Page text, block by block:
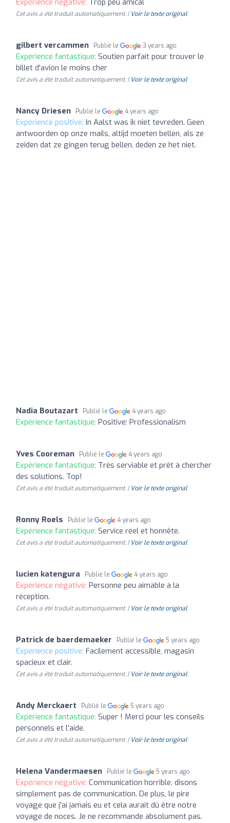
Cet avis a été traduit automatiquement. | Voir le texte original
gilbert vercammen Publié le 3 years ago
Expérience fantastique: Soutien parfait pour trouver le
billet d'avion le moins cher
Cet avis a été traduit automatiquement. | Voir le texte original
Nancy Driesen Publié le 4 years ago
Expérience positive: In Aalst was ik niet tevreden. Geen
antwoorden op onze mails, altijd moeten bellen, als ze
zeiden dat ze gingen terug bellen, deden ze het niet.
Nadia Boutazart Publié le 4 years ago
Expérience fantastique: Positive: Professionalism
Yves Cooreman Publié le 4 years ago
Expérience fantastique: Très serviable et prêt à chercher
des solutions. Top!
Cet avis a été traduit automatiquement. | Voir le texte original
Ronny Roels Publié le 4 years ago
Expérience fantastique: Service réel et honnête.
Cet avis a été traduit automatiquement. | Voir le texte original
lucien katengura Publié le 4 years ago
Expérience négative: Personne peu aimable à la
réception.
Cet avis a été traduit automatiquement. | Voir le texte original
Patrick de baerdemaeker Publié le 5 years ago
Expérience positive: Facilement accessible, magasin
spacieux et clair.
Cet avis a été traduit automatiquement. | Voir le texte original
Andy Merckaert Publié le 5 years ago
Expérience fantastique: Super ! Merci pour les conseils
personnels et l'aide.
Cet avis a été traduit automatiquement. | Voir le texte original
Helena Vandermaesen Publié le 5 years ago
Expérience négative: Communication horrible, disons
simplement pas de communication. De plus, le pire
voyage que j'ai jamais eu et cela aurait dû être notre
voyage de noces. Je ne recommande absolument pas.